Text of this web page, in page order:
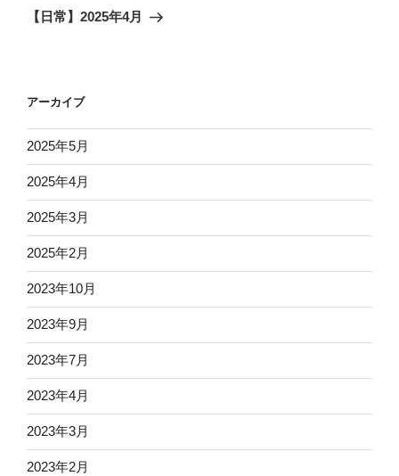
ゲ
ン
の
【日常】2025年4月
アーカイブ
2025年5月
2025年4月
2025年3月
2025年2月
2023年10月
2023年9月
2023年7月
2023年4月
2023年3月
2023年2月